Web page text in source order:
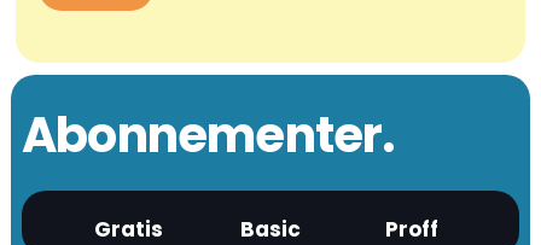
Abonnementer.
Gratis Basic Proff